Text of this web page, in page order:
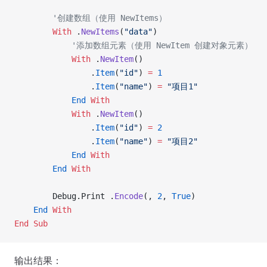
        '创建数组（使用 NewItems）
        With
. NewItems ( "data")
            '添加数组元素（使用 NewItem 创建对象元素）
            With
. NewItem()
                .
Item( "id") = 1
                .
Item( "name") = "项目1"
            End
With
            With
. NewItem()
                .
Item( "id") = 2
                .
Item( "name") = "项目2"
            End
With
        End
With
        Debug.Print .
Encode(, 2, True)
    End
With
End Sub
输出结果：